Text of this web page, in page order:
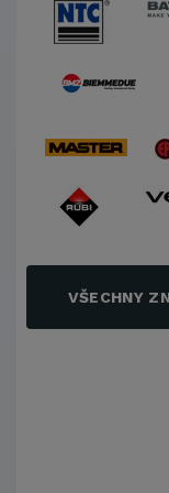
VŠECHNY